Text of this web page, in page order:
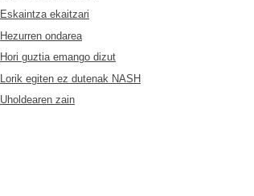
Eskaintza ekaitzari
Hezurren ondarea
Hori guztia emango dizut
Lorik egiten ez dutenak NASH
Uholdearen zain